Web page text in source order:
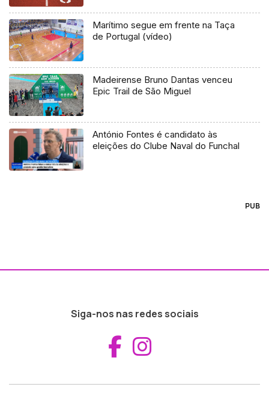
Marítimo segue em frente na Taça
de Portugal (vídeo)
Madeirense Bruno Dantas venceu
Epic Trail de São Miguel
António Fontes é candidato às
eleições do Clube Naval do Funchal
PUB
Siga-nos nas redes sociais
Aceder ao